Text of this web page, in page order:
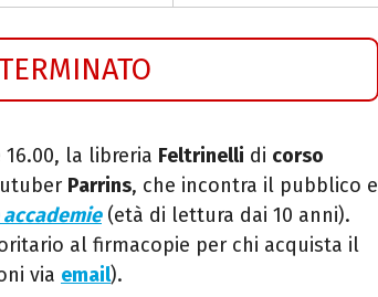
la libreria Feltrinelli di corso
Parrins, che incontra il pubblico e
(età di lettura dai 10 anni).
al firmacopie per chi acquista il
via email).